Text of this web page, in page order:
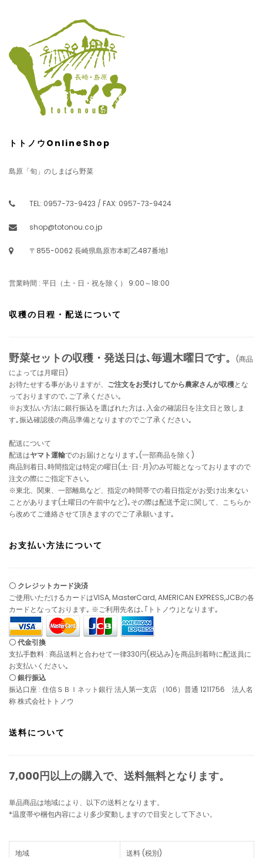
トトノウOnlineShop
島原「旬」のしまばら野菜
TEL: 0957-73-9423 / FAX: 0957-73-9424
shop@totonou.co.jp
〒855-0062 長崎県島原市本町乙487番地1
営業時間 : 平日（土・日・祝を除く） 9:00～18:00
収穫の日程・配送について
野菜セットの収穫・発送日は､毎週木曜日です。
(商品
によっては月曜日)
お待たせする事がありますが、 ご注文をお受けしてから農家さんが収穫とな
っておりますので､ご了承ください｡
※お支払い方法に銀行振込を選ばれた方は､入金の確認日を注文日と致しま
す｡振込確認後の商品準備となりますのでご了承ください｡
配送について
配送はヤマト運輸でのお届けとなります｡(一部商品を除く)
商品到着日､時間指定は特定の曜日(土･日･月)のみ可能となっておりますので
注文の際にご指定下さい｡
※東北、関東、一部離島など、指定の時間帯での着日指定がお受け出来ない
ことがあります(土曜日の午前中など)｡その際は配送予定に関して、こちらか
ら改めてご連絡させて頂きますのでご了承願います｡
お支払い方法について
〇 クレジットカード決済
ご使用いただけるカードはVISA, MasterCard, AMERICAN EXPRESS,JCBの各
カードとなっております｡ ※ご利用先名は､｢トトノウ｣となります｡
〇 代金引換
支払手数料 : 商品送料と合わせて一律330円(税込み)を商品到着時に配送員に
お支払いください｡
〇 銀行振込
振込口座 : 住信ＳＢＩネット銀行 法人第一支店 （106）普通 1211756 法人名
称 株式会社トトノウ
送料について
7,000円以上の購入で、 送料無料となります。
単品商品は地域により、以下の送料となります。
*温度帯や梱包内容により多少変動しますので目安として下さい。
地域 送料 (税別)